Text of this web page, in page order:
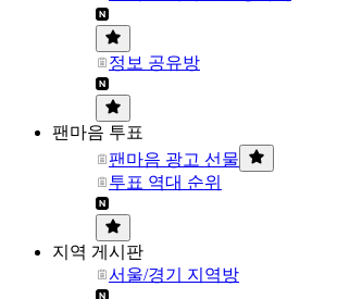
정보 공유방
팬마음 투표
팬마음 광고 선물
투표 역대 순위
지역 게시판
서울/경기 지역방